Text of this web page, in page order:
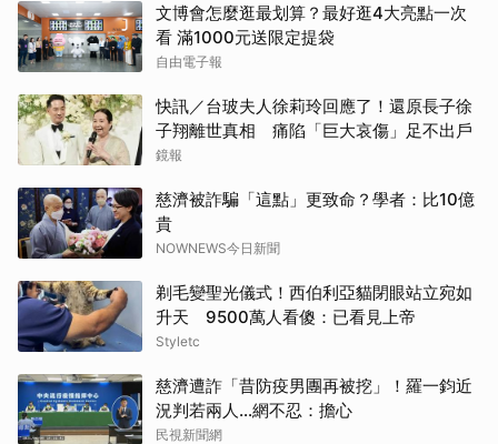
文博會怎麼逛最划算？最好逛4大亮點一次
看 滿1000元送限定提袋
自由電子報
快訊／台玻夫人徐莉玲回應了！還原長子徐
子翔離世真相 痛陷「巨大哀傷」足不出戶
鏡報
慈濟被詐騙「這點」更致命？學者：比10億
貴
NOWNEWS今日新聞
剃毛變聖光儀式！西伯利亞貓閉眼站立宛如
升天 9500萬人看傻：已看見上帝
Styletc
慈濟遭詐「昔防疫男團再被挖」！羅一鈞近
況判若兩人…網不忍：擔心
民視新聞網